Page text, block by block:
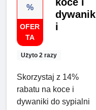
%
OFER
TA
Użyto 2 razy
dywanik
i
Skorzystaj z 14%
rabatu na koce i
dywaniki do sypialni